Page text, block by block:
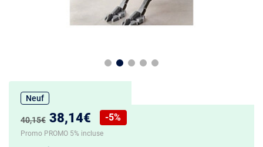
Neuf
Ancien prix :
40,15€ Nouveau prix :
38,14€
Réduction de :
-5%
Promo PROMO 5% incluse